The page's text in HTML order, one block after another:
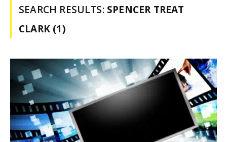
SEARCH RESULTS: SPENCER TREAT
CLARK (1)